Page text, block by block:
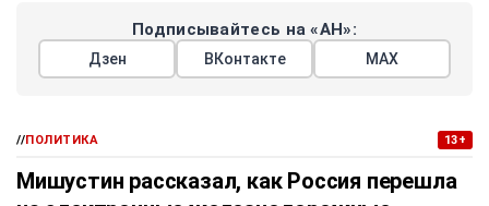
Подписывайтесь на «АН»:
Дзен ВКонтакте МАХ
//ПОЛИТИКА 13+
Мишустин рассказал, как Россия перешла